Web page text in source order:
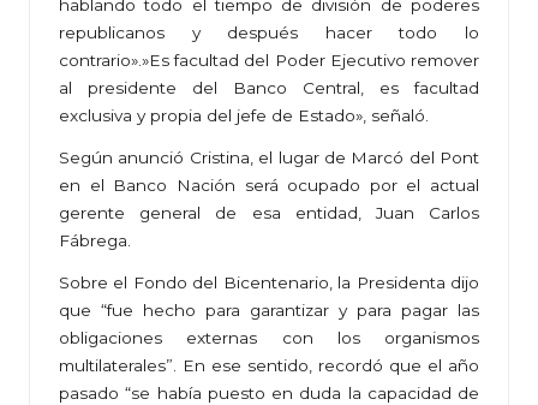
hablando todo el tiempo de división de poderes
republicanos y después hacer todo lo
contrario».»Es facultad del Poder Ejecutivo remover
al presidente del Banco Central, es facultad
exclusiva y propia del jefe de Estado», señaló.
Según anunció Cristina, el lugar de Marcó del Pont
en el Banco Nación será ocupado por el actual
gerente general de esa entidad, Juan Carlos
Fábrega.
Sobre el Fondo del Bicentenario, la Presidenta dijo
que “fue hecho para garantizar y para pagar las
obligaciones externas con los organismos
multilaterales”. En ese sentido, recordó que el año
pasado “se había puesto en duda la capacidad de